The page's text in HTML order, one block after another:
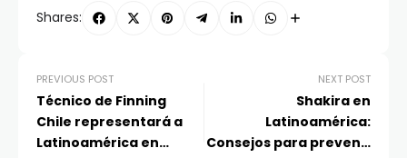
Shares:
PREVIOUS POST
Técnico de Finning
Chile representará a
Latinoamérica en
NEXT POST
Shakira en
Latinoamérica:
Consejos para prevenir